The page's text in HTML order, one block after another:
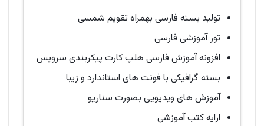
تولید بسته فارسی بهمراه تقویم شمسی
تور آموزشی فارسی
افزونه آموزش فارسی هلپ کارت پیکربندی سرویس
بسته گرافیکی با فونت های استاندارد و زیبا
آموزش های ویدیویی بصورت سناریو
ارایه کتب آموزشی